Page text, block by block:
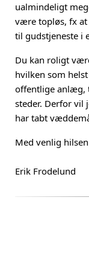
ualmindeligt
være topløs, fx
til gudstjeneste i
Du kan roligt
hvilken som
offentlige anlæg,
steder. Derfor vil
har tabt
Med venlig hilsen
Erik Frodelund